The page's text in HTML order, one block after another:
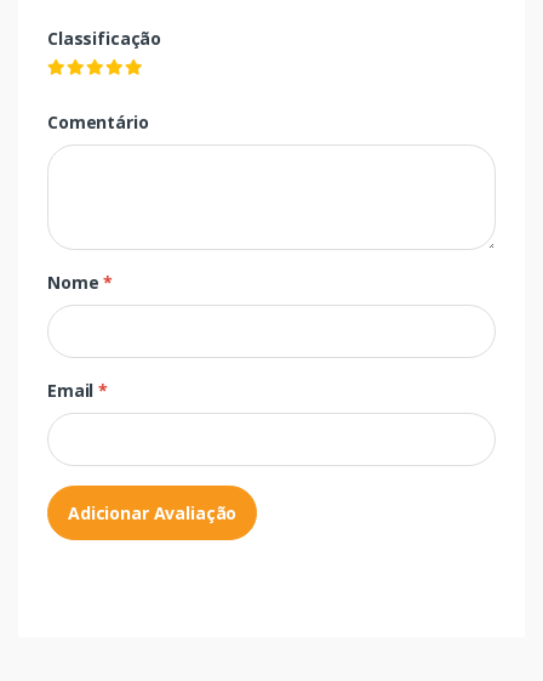
Classificação
Comentário
Nome*
Email*
Adicionar Avaliação